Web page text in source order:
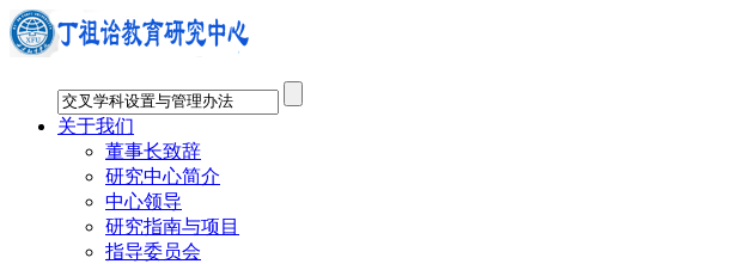
关于我们
董事长致辞
研究中心简介
中心领导
研究指南与项目
指导委员会